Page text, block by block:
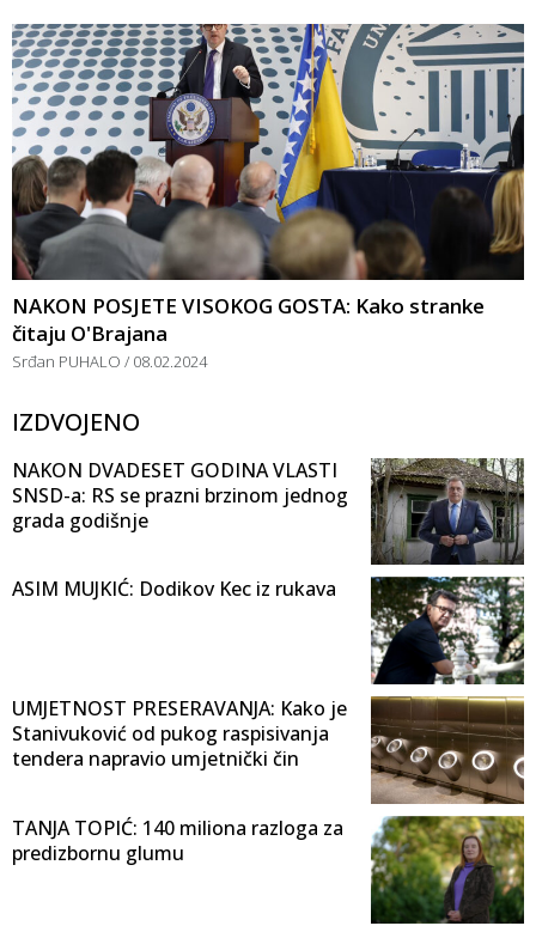
NAKON POSJETE VISOKOG GOSTA: Kako stranke
čitaju O'Brajana
Srđan PUHALO 08.02.2024
IZDVOJENO
NAKON DVADESET GODINA VLASTI
SNSD-a: RS se prazni brzinom jednog
grada godišnje
ASIM MUJKIĆ: Dodikov Kec iz rukava
UMJETNOST PRESERAVANJA: Kako je
Stanivuković od pukog raspisivanja
tendera napravio umjetnički čin
TANJA TOPIĆ: 140 miliona razloga za
predizbornu glumu